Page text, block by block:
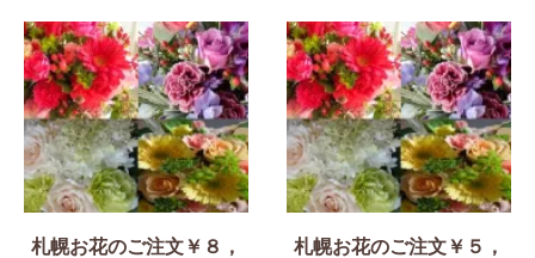
札幌お花のご注文￥８，
札幌お花のご注文￥５，